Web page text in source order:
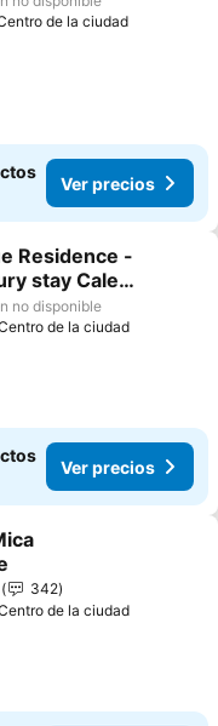
de la ciudad
Ver precios
a favoritos
Residence -
stay Calea
no disponible
de la ciudad
Ver precios
a favoritos
342
de la ciudad